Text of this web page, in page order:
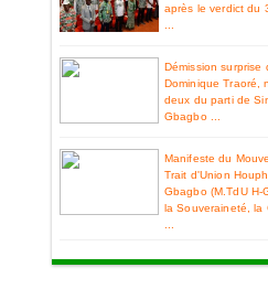
après le verdict du
Démission surprise
Dominique Traoré,
deux du parti de
Gbagbo ...
Manifeste du
Trait d'Union
Gbagbo (M.TdU H-
la Souveraineté, la